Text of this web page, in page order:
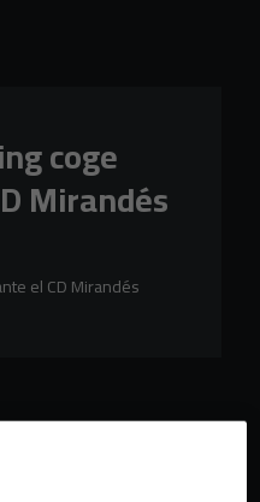
coge
Mirandés
el CD Mirandés